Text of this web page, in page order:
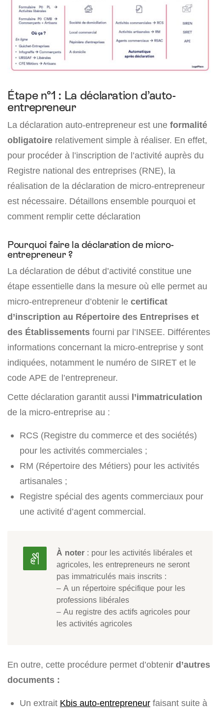
Étape n°1 : La déclaration d’auto-
entrepreneur
La déclaration auto-entrepreneur est une formalité
obligatoire relativement simple à réaliser. En effet,
pour procéder à l’inscription de l’activité auprès du
Registre national des entreprises (RNE), la
réalisation de la déclaration de micro-entrepreneur
est nécessaire. Détaillons ensemble pourquoi et
comment remplir cette déclaration
Pourquoi faire la déclaration de micro-
entrepreneur ?
La déclaration de début d’activité constitue une
étape essentielle dans la mesure où elle permet au
micro-entrepreneur d’obtenir le certificat
d’inscription au Répertoire des Entreprises et
des Établissements fourni par l’INSEE. Différentes
informations concernant la micro-entreprise y sont
indiquées, notamment le numéro de SIRET et le
code APE de l’entrepreneur.
Cette déclaration garantit aussi l’immatriculation
de la micro-entreprise au :
RCS (Registre du commerce et des sociétés)
pour les activités commerciales ;
RM (Répertoire des Métiers) pour les activités
artisanales ;
Registre spécial des agents commerciaux pour
une activité d’agent commercial.
À noter : pour les activités libérales et
agricoles, les entrepreneurs ne seront
pas immatriculés mais inscrits :
– A un répertoire spécifique pour les
professions libérales
– Au registre des actifs agricoles pour
les activités agricoles
En outre, cette procédure permet d’obtenir d’autres
documents :
Un extrait Kbis auto-entrepreneur faisant suite à